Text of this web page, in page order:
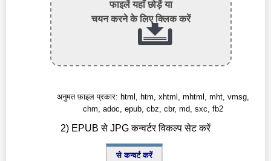
फाइलें यहाँ छोड़ें या
चयन करने के लिए क्लिक करें
अनुमत फ़ाइल प्रकार: html, htm, xhtml, mhtml, mht, vmsg,
chm, adoc, epub, cbz, cbr, md, sxc, fb2
2) EPUB से JPG कन्वर्टर विकल्प सेट करें
से कन्वर्ट करें